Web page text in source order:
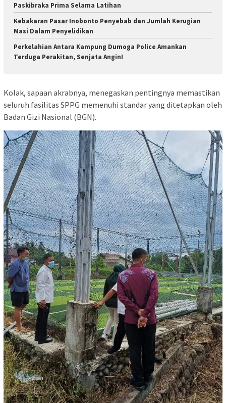
Paskibraka Prima Selama Latihan
Kebakaran Pasar Inobonto Penyebab dan Jumlah Kerugian
Masi Dalam Penyelidikan
Perkelahian Antara Kampung Dumoga Police Amankan
Terduga Perakitan, Senjata Angin!
Kolak, sapaan akrabnya, menegaskan pentingnya memastikan
seluruh fasilitas SPPG memenuhi standar yang ditetapkan oleh
Badan Gizi Nasional (BGN).